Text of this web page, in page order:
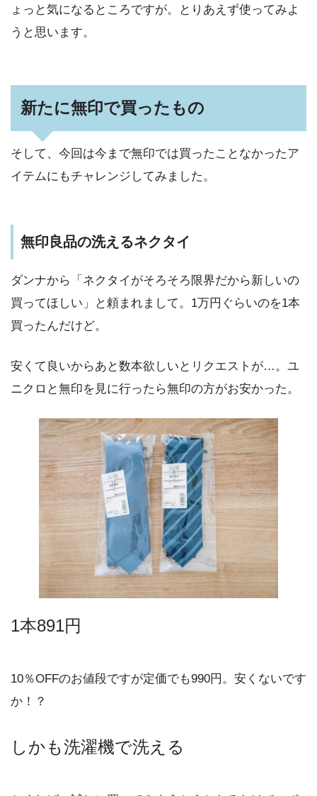
ょっと気になるところですが。とりあえず使ってみよ
うと思います。
新たに無印で買ったもの
そして、今回は今まで無印では買ったことなかったア
イテムにもチャレンジしてみました。
無印良品の洗えるネクタイ
ダンナから「ネクタイがそろそろ限界だから新しいの
買ってほしい」と頼まれまして。1万円ぐらいのを1本
買ったんだけど。
安くて良いからあと数本欲しいとリクエストが…。ユ
ニクロと無印を見に行ったら無印の方がお安かった。
1本891円
10％OFFのお値段ですが定価でも990円。安くないです
か！？
しかも洗濯機で洗える